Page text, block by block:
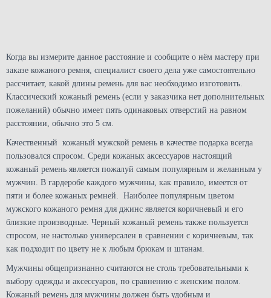
Когда вы измерите данное расстояние и сообщите о нём мастеру при
заказе кожаного ремня, специалист своего дела уже самостоятельно
рассчитает, какой длины ремень для вас необходимо изготовить.
Классический кожаный ремень (если у заказчика нет дополнительных
пожеланий) обычно имеет пять одинаковых отверстий на равном
расстоянии, обычно это 5 см.
Качественный кожаный мужской ремень в качестве подарка всегда
пользовался спросом. Среди кожаных аксессуаров настоящий
кожаный ремень является пожалуй самым популярным и желанным у
мужчин. В гардеробе каждого мужчины, как правило, имеется от
пяти и более кожаных ремней. Наиболее популярным цветом
мужского кожаного ремня для джинс является коричневый и его
близкие производные. Черный кожаный ремень также пользуется
спросом, не настолько универсален в сравнении с коричневым, так
как подходит по цвету не к любым брюкам и штанам.
Мужчины общепризнанно считаются не столь требовательными к
выбору одежды и аксессуаров, по сравнению с женским полом.
Кожаный ремень для мужчины должен быть удобным и